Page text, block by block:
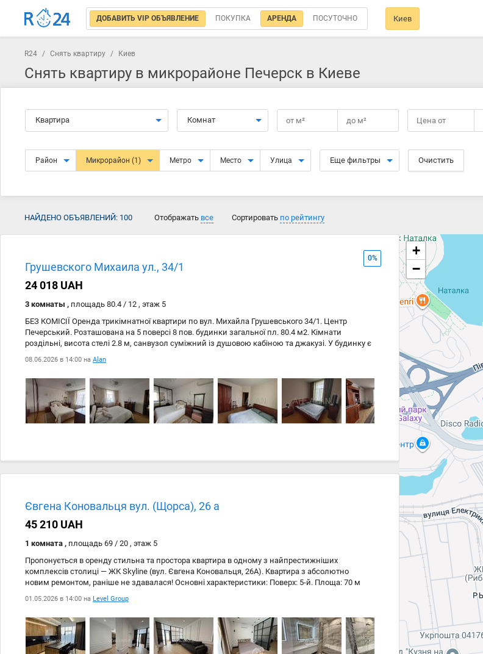
ДОБАВИТЬ VIP ОБЪЯВЛЕНИЕ ПОКУПКА АРЕНДА ПОСУТОЧНО Киев
R24 / Снять квартиру / Киев
Снять квартиру в микрорайоне Печерск в Киеве
Квартира Комнат от м² до м² Цена от
Район Микрорайон (1) Метро Место Улица Еще фильтры Очистить
НАЙДЕНО ОБЪЯВЛЕНИЙ: 100 Отображать все Сортировать по рейтингу
Грушевского Михаила ул., 34/1
24 018 UAH
3 комнаты , площадь 80.4 / 12 , этаж 5
0%
БЕЗ КОМІСІЇ Оренда трикімнатної квартири по вул. Михайла Грушевського 34/1. Центр
Печерський. Розташована на 5 поверсі 8 пов. будинки загальної пл. 80.4 м2. Кімнати
роздільні, висота стелі 2.8 м, санвузол суміжний із душовою кабіною та джакузі. У будинку є
ліфт. Двір закрито на в'їзд від сторонніх машин. Вікна виходять у тихе подвір'я. Є вся техніка
та меблі, бойлер. У кожній кімнаті встановлені кондиціонери. Метро Арсенальна 4 хвилини
пішки. Через дорогу Маріїнський парк.
08.06.2026 в 14:00 на Alan
Євгена Коновальця вул. (Щорса), 26 а
45 210 UAH
1 комната , площадь 69 / 20 , этаж 5
Пропонується в оренду стильна та простора квартира в одному з найпрестижніших
комплексів столиці — ЖК Skyline (вул. Євгена Коновальця, 26А). Квартира з абсолютно
новим ремонтом, раніше не здавалася! Основні характеристики: Поверх: 5-й. Площа: 70 м
#178;. Планування: Простора кухня-вітальня, затишна окрема спальня, санвузол,
гардеробна. Переваги квартири: Перша здача: Все нове, ви будете першими мешканцями.
Повна комплектація: Меблі та побутова техніка від провідних світових брендів. Інтерєр
продуманий до дрібниць для вашого комфорту. Клімат та затишок: Сучасні системи
кондиціювання та опалення. Про житловий комплекс Skyline: Преміум-сервіс:
Презентабельне лобі, цілодобова охорона та відеоспостереження. Безпека: Закрита
01.05.2026 в 14:00 на Level Group
+
−